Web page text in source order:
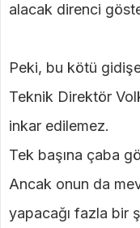
alacak direnci
Peki, bu kötü
Teknik Direktör
inkar edilemez.
Tek başına çaba
Ancak onun da
yapacağı fazla bir